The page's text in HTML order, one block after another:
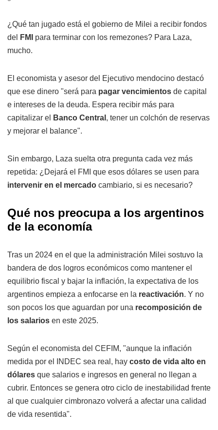
¿Qué tan jugado está el gobierno de Milei a recibir fondos
del
FMI
para terminar con los remezones? Para Laza,
mucho.
El economista y asesor del Ejecutivo mendocino destacó
que ese dinero "será para pagar vencimientos de capital
e intereses de la deuda. Espera recibir más para
capitalizar el
Banco Central , tener un colchón de reservas
y mejorar el balance".
Sin embargo, Laza suelta otra pregunta cada vez más
repetida: ¿Dejará el FMI que esos dólares se usen para
intervenir en el mercado cambiario, si es necesario?
Qué nos preocupa a los argentinos
de la economía
Tras un 2024 en el que la administración Milei sostuvo la
bandera de dos logros económicos como mantener el
equilibrio fiscal y bajar la inflación, la expectativa de los
argentinos empieza a enfocarse en la reactivación. Y no
son pocos los que aguardan por una recomposición de
los salarios en este 2025.
Según el economista del CEFIM, "aunque la inflación
medida por el INDEC sea real, hay costo de vida alto en
dólares que salarios e ingresos en general no llegan a
cubrir. Entonces se genera otro ciclo de inestabilidad frente
al que cualquier cimbronazo volverá a afectar una calidad
de vida resentida".